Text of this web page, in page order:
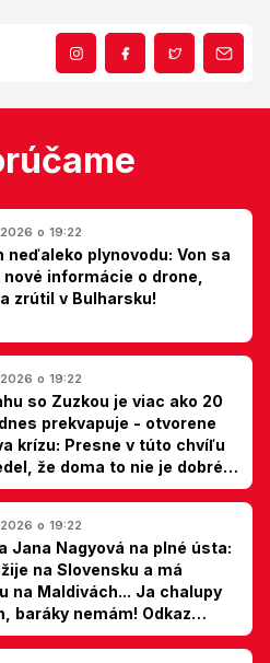
o 19:22
neďaleko plynovodu: Von sa
informácie o drone,
zrútil v Bulharsku!
o 19:22
so Zuzkou je viac ako 20
prekvapuje - otvorene
krízu: Presne v túto chvíľu
že doma to nie je dobré,
Ondrík
o 19:22
Jana Nagyová na plné ústa:
na Slovensku a má
na Maldivách... Ja chalupy
baráky nemám! Odkaz